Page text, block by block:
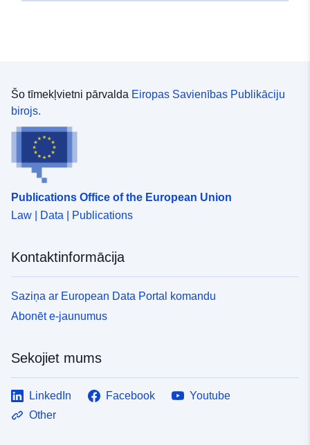
Atbilst:
Avoti:
uriRef:
Šo tīmekļvietni pārvalda Eiropas Savienības Publikāciju
birojs.
Publications Office of the European Union
Law | Data | Publications
Kontaktinformācija
Saziņa ar European Data Portal komandu
Abonēt e-jaunumus
Sekojiet mums
LinkedIn Facebook
Youtube
Other